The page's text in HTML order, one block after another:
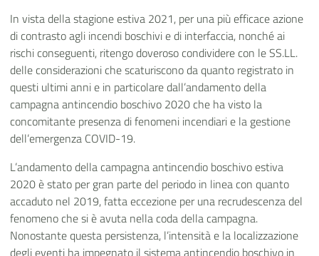
In vista della stagione estiva 2021, per una più efficace azione
di contrasto agli incendi boschivi e di interfaccia, nonché ai
rischi conseguenti, ritengo doveroso condividere con le SS.LL.
delle considerazioni che scaturiscono da quanto registrato in
questi ultimi anni e in particolare dall’andamento della
campagna antincendio boschivo 2020 che ha visto la
concomitante presenza di fenomeni incendiari e la gestione
dell’emergenza COVID-19.
L’andamento della campagna antincendio boschivo estiva
2020 è stato per gran parte del periodo in linea con quanto
accaduto nel 2019, fatta eccezione per una recrudescenza del
fenomeno che si è avuta nella coda della campagna.
Nonostante questa persistenza, l’intensità e la localizzazione
degli eventi ha impegnato il sistema antincendio boschivo in